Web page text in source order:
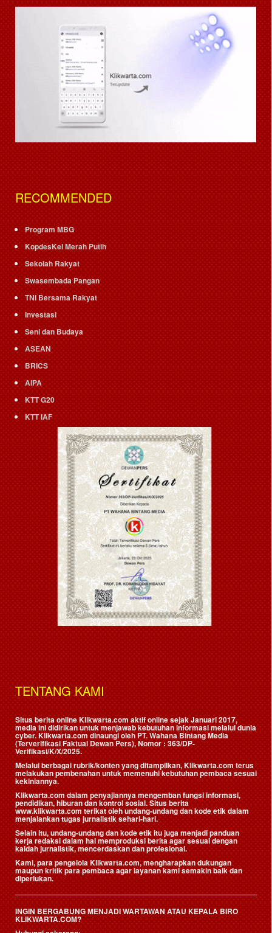
RECOMMENDED
Program MBG
KopdesKel Merah Putih
Sekolah Rakyat
Swasembada Pangan
TNI Bersama Rakyat
Investasi
Seni dan Budaya
ASEAN
BRICS
AIPA
KTT G20
KTT IAF
TENTANG KAMI
Situs berita online Klikwarta.com aktif online sejak Januari 2017,
media ini didirikan untuk menjawab kebutuhan informasi melalui dunia
cyber. Klikwarta.com dinaungi oleh PT. Wahana Bintang Media
(Terverifikasi Faktual Dewan Pers), Nomor : 363/DP-
Verifikasi/K/X/2025.
Melalui berbagai rubrik/konten yang ditampilkan, Klikwarta.com terus
melakukan pembenahan untuk memenuhi kebutuhan pembaca sesuai
kekiniannya.
Klikwarta.com dalam penyajiannya mengemban fungsi informasi,
pendidikan, hiburan dan kontrol sosial. Situs berita
www.klikwarta.com terikat oleh undang-undang dan kode etik dalam
menjalankan tugas jurnalistik sehari-hari.
Selain itu, undang-undang dan kode etik itu juga menjadi panduan
kerja redaksi dalam hal memproduksi berita agar sesuai dengan
kaidah jurnalistik, mencerdaskan dan profesional.
Kami, para pengelola Klikwarta.com, mengharapkan dukungan
maupun kritik para pembaca agar layanan kami semakin baik dan
diperlukan.
INGIN BERGABUNG MENJADI WARTAWAN ATAU KEPALA BIRO
KLIKWARTA.COM?